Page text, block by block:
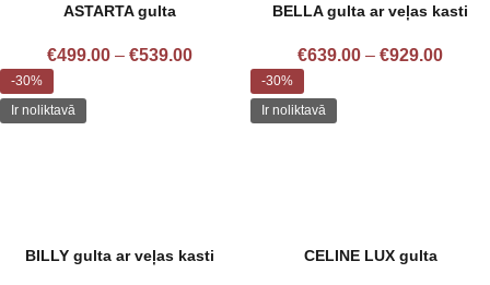
ASTARTA gulta
€499.00 – €539.00
BELLA gulta ar veļas kasti
€639.00 – €929.00
-30%
Ir noliktavā
BILLY gulta ar veļas kasti
-30%
Ir noliktavā
CELINE LUX gulta